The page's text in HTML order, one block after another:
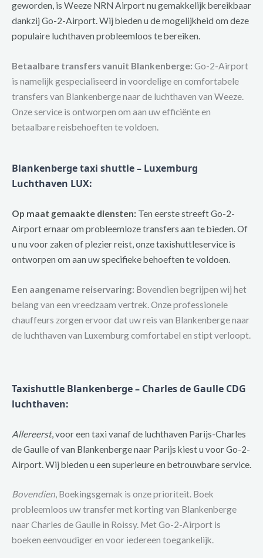
geworden, is Weeze NRN Airport nu gemakkelijk bereikbaar
dankzij Go-2-Airport. Wij bieden u de mogelijkheid om deze
populaire luchthaven probleemloos te bereiken.
Betaalbare transfers vanuit Blankenberge: Go-2-Airport
is namelijk gespecialiseerd in voordelige en comfortabele
transfers van Blankenberge naar de luchthaven van Weeze.
Onze service is ontworpen om aan uw efficiënte en
betaalbare reisbehoeften te voldoen.
Blankenberge taxi shuttle – Luxemburg
Luchthaven LUX:
Op maat gemaakte diensten: Ten eerste streeft Go-2-
Airport ernaar om probleemloze transfers aan te bieden. Of
u nu voor zaken of plezier reist, onze taxishuttleservice is
ontworpen om aan uw specifieke behoeften te voldoen.
Een aangename reiservaring: Bovendien begrijpen wij het
belang van een vreedzaam vertrek. Onze professionele
chauffeurs zorgen ervoor dat uw reis van Blankenberge naar
de luchthaven van Luxemburg comfortabel en stipt verloopt.
Taxishuttle Blankenberge – Charles de Gaulle CDG
luchthaven:
Allereerst , voor een taxi vanaf de luchthaven Parijs-Charles
de Gaulle of van Blankenberge naar Parijs kiest u voor Go-2-
Airport. Wij bieden u een superieure en betrouwbare service.
Bovendien, Boekingsgemak is onze prioriteit. Boek
probleemloos uw transfer met korting van Blankenberge
naar Charles de Gaulle in Roissy. Met Go-2-Airport is
boeken eenvoudiger en voor iedereen toegankelijk.